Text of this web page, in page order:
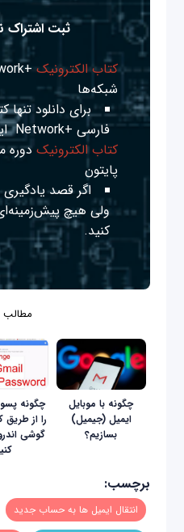
ثبت اشتراک
کتاب الکترونیک
شبکه‌ها
برای دانلود
فارسی +Network
کتاب الکترونیک دوره
پایتون
اگر قصد یادگیری
ولی هیچ
کنید.
مطالب
چگونه با موبایل
ایمیل (جیمیل)
بسازیم؟
چگونه
را از طریق
گوشی
برچسب:
انتقال ایمیل ها به حساب جدید